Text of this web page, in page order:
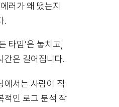
러가 왜 떴는지
.
타임’은 놓치고,
간은 길어집니다.
에서는 사람이 직
적인 로그 분석 작